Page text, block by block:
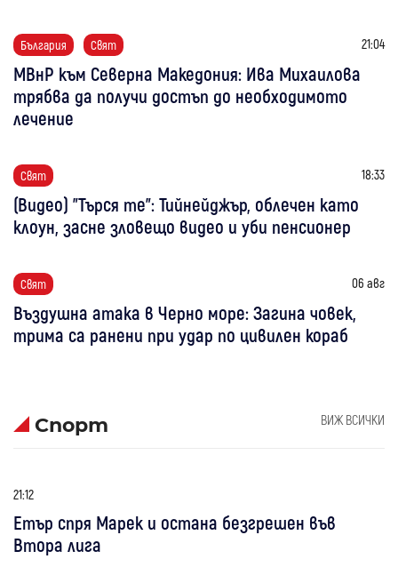
България Свят 21:04
МВнР към Северна Македония: Ива Михаилова
трябва да получи достъп до необходимото
лечение
Свят 18:33
(Видео) "Търся те": Тийнейджър, облечен като
клоун, засне зловещо видео и уби пенсионер
Свят 06 авг
Въздушна атака в Черно море: Загина човек,
трима са ранени при удар по цивилен кораб
Спорт ВИЖ ВСИЧКИ
21:12
Етър спря Марек и остана безгрешен във
Втора лига